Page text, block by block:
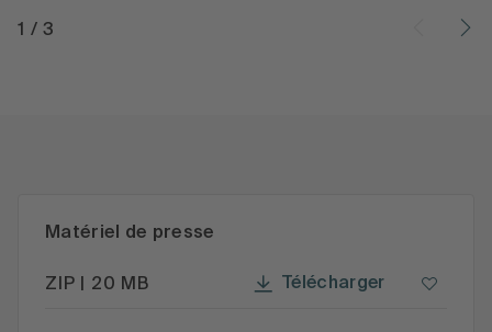
1 /3
Matériel de presse
ZIP | 20 MB Télécharger